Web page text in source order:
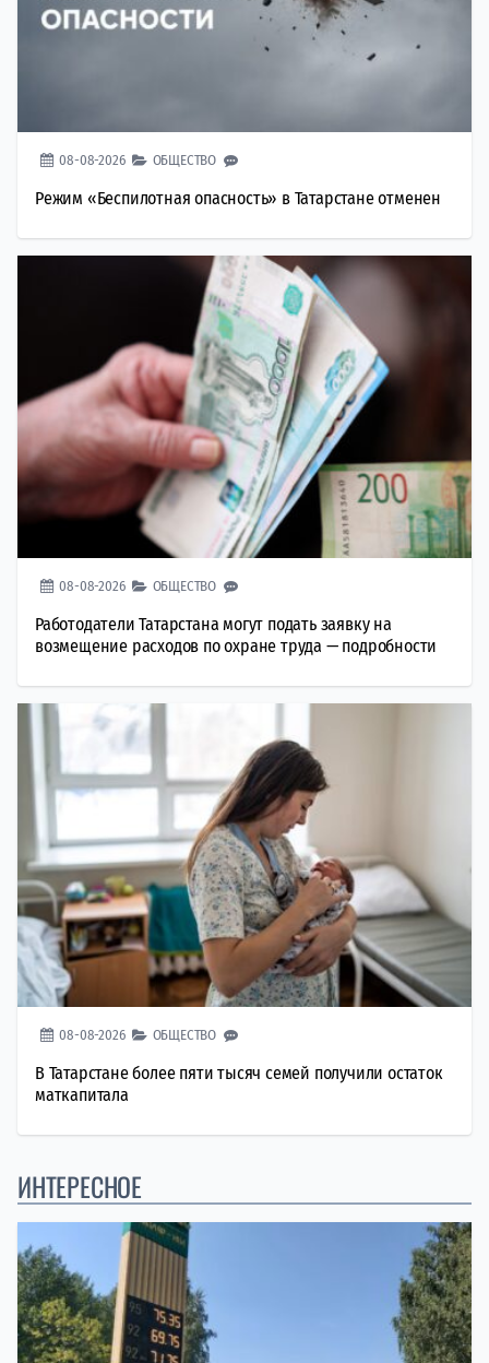
08-08-2026 ОБЩЕСТВО
Режим «Беспилотная опасность» в Татарстане отменен
08-08-2026 ОБЩЕСТВО
Работодатели Татарстана могут подать заявку на
возмещение расходов по охране труда — подробности
08-08-2026 ОБЩЕСТВО
В Татарстане более пяти тысяч семей получили остаток
маткапитала
ИНТЕРЕСНОЕ